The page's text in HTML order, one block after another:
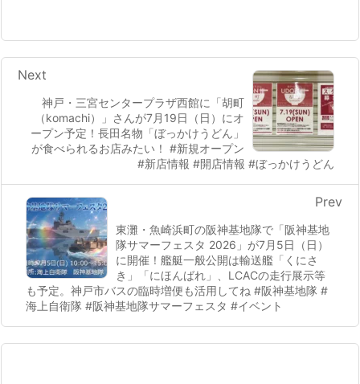
神戸・三宮センタープラザ西館に「胡町
（komachi）」さんが7月19日（日）にオ
ープン予定！長田名物「ぼっかけうどん」
が食べられるお店みたい！ #新規オープン
#新店情報 #開店情報 #ぼっかけうどん
Next
東灘・魚崎浜町の阪神基地隊で「阪神基地
隊サマーフェスタ 2026」が7月5日（日）
に開催！艦艇一般公開は輸送艦「くにさ
き」「にほんばれ」、LCACの走行展示等
も予定。神戸市バスの臨時増便も活用してね #阪神基地隊 #
海上自衛隊 #阪神基地隊サマーフェスタ #イベント
Prev